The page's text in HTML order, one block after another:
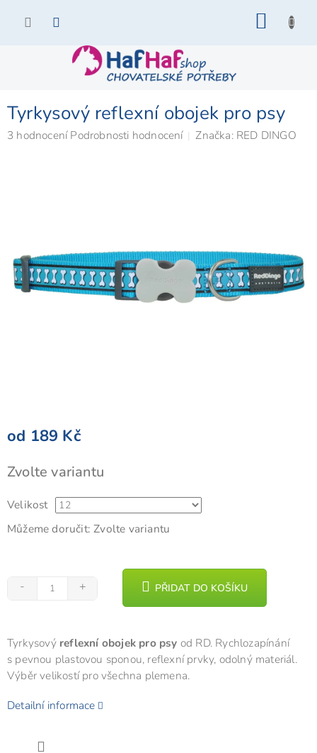
Tyrkysový reflexní obojek pro psy
Průměrné
3 hodnocení Podrobnosti hodnocení Značka: RED DINGO
od 189 Kč
cena:
Zvolte variantu
Velikost
Můžeme doručit: Zvolte variantu
PŘIDAT DO KOŠÍKU
Tyrkysový reflexní obojek pro psy od RD. Rychlozapínání
s pevnou plastovou sponou, reflexní prvky, odolný materiál.
Výběr velikostí pro všechna plemena.
Detailní informace